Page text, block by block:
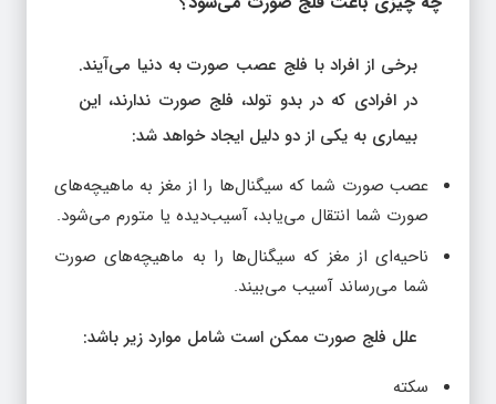
برخی از افراد با فلج عصب صورت به دنیا می‌آیند.
در افرادی که در بدو تولد، فلج صورت ندارند، این
بیماری به یکی از دو دلیل ایجاد خواهد شد:
عصب صورت شما که سیگنال‌ها را از مغز به ماهیچه‌های
صورت شما انتقال می‌یابد، آسیب‌دیده یا متورم می‌شود.
ناحیه‌ای از مغز که سیگنال‌ها را به ماهیچه‌های صورت
شما می‌رساند آسیب می‌بیند.
علل فلج صورت ممکن است شامل موارد زیر باشد:
سکته